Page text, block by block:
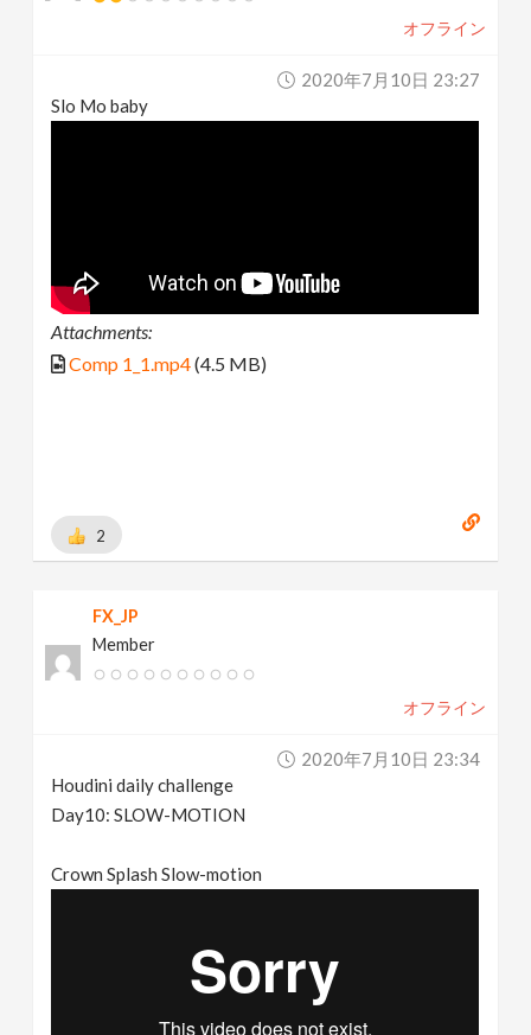
オフライン
2020年7月10日 23:27
Slo Mo baby
Attachments:
Comp 1_1.mp4(4.5 MB)
2
FX_JP
Member
オフライン
2020年7月10日 23:34
Houdini daily challenge
Day10: SLOW-MOTION
Crown Splash Slow-motion